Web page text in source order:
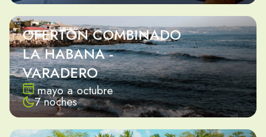
OFERTON COMBINADO
LA HABANA -
VARADERO
mayo a octubre
7 noches